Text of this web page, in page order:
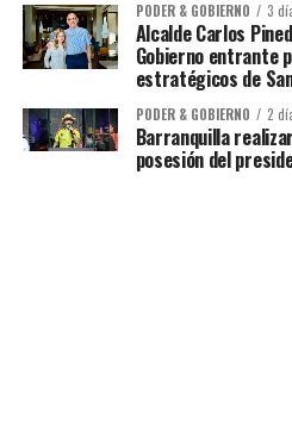
PODER & GOBIERNO 3
Alcalde Carlos
Gobierno entrante
estratégicos de
PODER & GOBIERNO 2
Barranquilla
posesión del